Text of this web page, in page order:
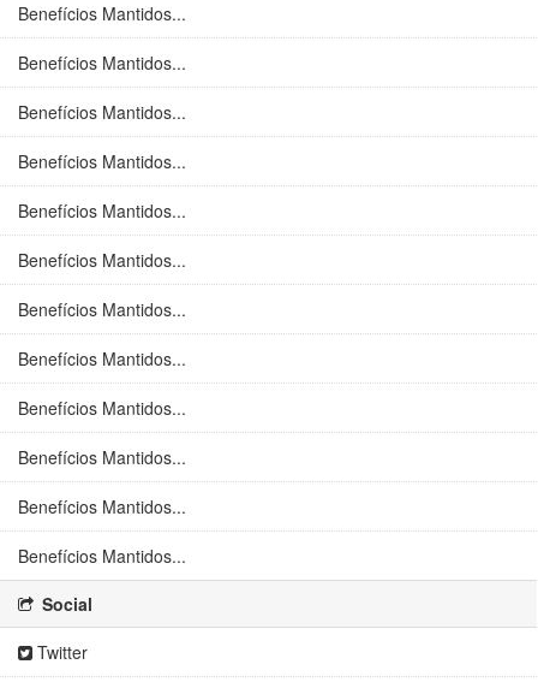
Benefícios Mantidos...
Benefícios Mantidos...
Benefícios Mantidos...
Benefícios Mantidos...
Benefícios Mantidos...
Benefícios Mantidos...
Benefícios Mantidos...
Benefícios Mantidos...
Benefícios Mantidos...
Benefícios Mantidos...
Benefícios Mantidos...
Benefícios Mantidos...
Social
Twitter